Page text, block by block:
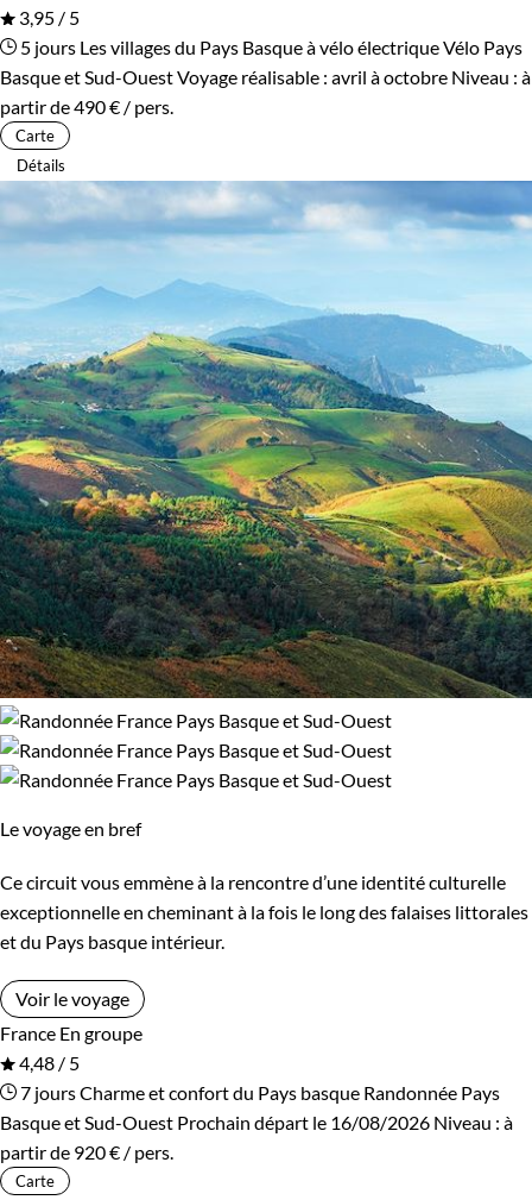
3,95 / 5
5 jours Les villages du Pays Basque à vélo électriqueVélo Pays
Basque et Sud-OuestVoyage réalisable : avril à octobre Niveau : à
partir de490 € / pers.
Carte
Détails
Le voyage en bref
Ce circuit vous emmène à la rencontre d’une identité culturelle
exceptionnelle en cheminant à la fois le long des falaises littorales
et du Pays basque intérieur.
Voir le voyage
France En groupe
4,48 / 5
7 joursCharme et confort du Pays basque Randonnée Pays
Basque et Sud-Ouest Prochain départ le 16/08/2026 Niveau : à
partir de 920 € / pers.
Carte